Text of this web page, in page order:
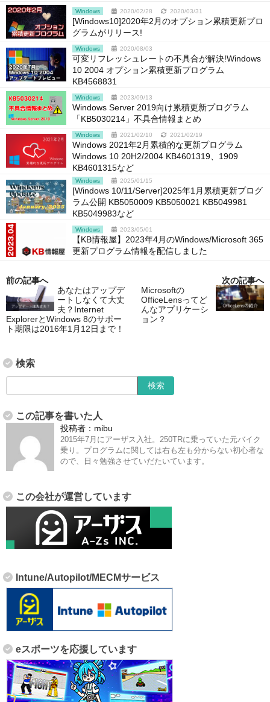
Windows 2020/02/28 2020/03/31
[Windows10]2020年2月のオプション累積更新プロ
グラムがリリース!
Windows 2020/08/03
可変リフレッシュレートの不具合が解決!Windows
10 2004 オプション累積更新プログラム
KB4568831
Windows 2023/09/13
Windows Server 2019向け累積更新プログラム
「KB5030214」不具合情報まとめ
Windows 2021/02/10 2021/02/19
Windows 2021年2月累積的な更新プログラム
Windows 10 20H2/2004 KB4601319、1909
KB4601315など
Windows 2025/01/15
[Windows 10/11/Server]2025年1月累積更新プログ
ラム公開 KB5050009 KB5050021 KB5049981
KB5049983など
Windows 2023/05/01
【KB情報屋】2023年4月のWindows/Microsoft 365
更新プログラム情報を配信しました
前の記事へ
あなたはアップデ
ートしなくて大丈
夫？Internet
ExplorerとWindows 8のサポー
ト期限は2016年1月12日まで！
次の記事へ
Microsoftの
OfficeLensってど
んなアプリケーシ
ョン？
検索
この記事を書いた人
投稿者： mibu
2015年7月にアーザス入社。250TRに乗っていた元バイク
乗り。プログラムに関しては右も左も分からない初心者な
ので、日々勉強させていだたいています。
この会社が運営しています
Intune/Autopilot/MECMサービス
eスポーツを応援しています